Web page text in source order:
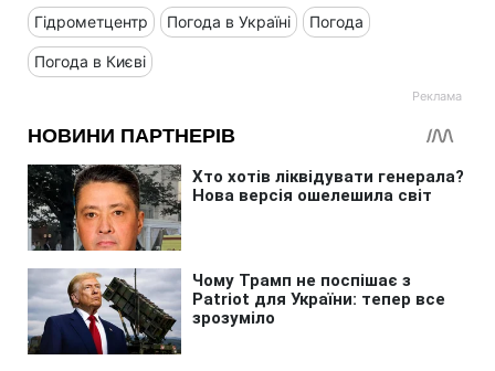
Гідрометцентр Погода в Україні Погода
Погода в Києві